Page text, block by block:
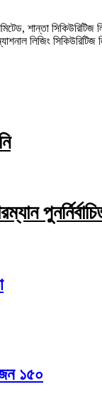
শান্তা সিকিউরিটিজ
লিজিং সিকিউরিটিজ
১৫০